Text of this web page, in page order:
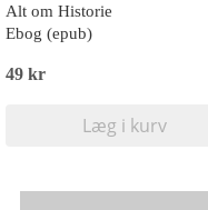
Alt om Historie
Ebog (epub)
49 kr
Læg i kurv